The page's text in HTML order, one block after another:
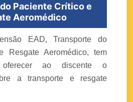
Paciente Crítico e
Aeromédico
EAD, Transporte do
Resgate Aeromédico, tem
ao discente o
a transporte e resgate